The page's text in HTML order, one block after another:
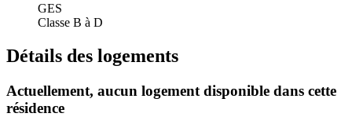
GES
Classe B à D
Détails des logements
Actuellement, aucun logement disponible dans cette
résidence